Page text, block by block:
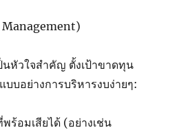
หัวใจสำคัญ ตั้งเป้าขาดทุน
บอย่างการบริหารงบง่ายๆ:
ร้อมเสียได้ (อย่างเช่น